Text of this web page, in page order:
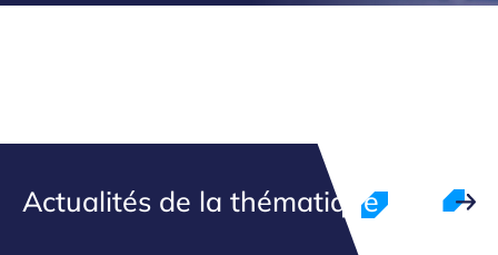
Actualités de la thématique